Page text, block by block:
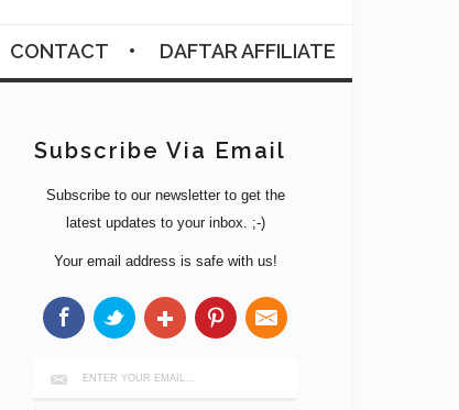
CONTACT DAFTAR AFFILIATE
Subscribe Via Email
Subscribe to our newsletter to get the
latest updates to your inbox. ;-)
Your email address is safe with us!